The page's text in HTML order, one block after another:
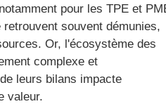
pour les TPE et
souvent démunies,
Or, l'écosystème des
complexe et
leurs bilans impacte
valeur.